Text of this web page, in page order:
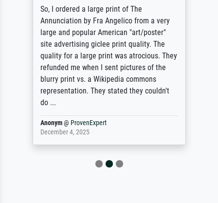
So, I ordered a large print of The
Annunciation by Fra Angelico from a very
large and popular American "art/poster"
site advertising giclee print quality. The
quality for a large print was atrocious. They
refunded me when I sent pictures of the
blurry print vs. a Wikipedia commons
representation. They stated they couldn't
do ...
Anonym@ ProvenExpert
December 4, 2025